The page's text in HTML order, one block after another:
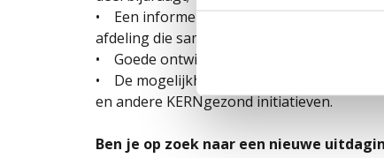
• Een informele en inclusieve cultuur waar
afdeling die samenwerkt als een hecht team;
• Goede ontwikkeling- en
• De mogelijkheid om mee te doen aan
en andere KERNgezond initiatieven.
Ben je op zoek naar een nieuwe